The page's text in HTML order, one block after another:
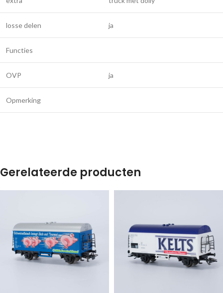
losse delen ja
Functies
OVP ja
Opmerking
Gerelateerde producten